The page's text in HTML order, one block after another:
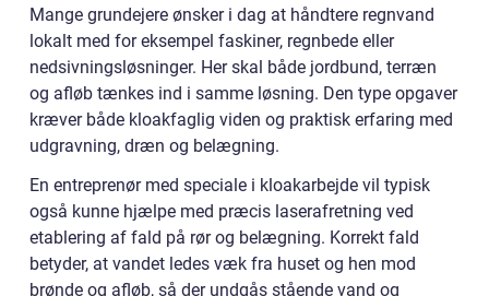
Mange grundejere ønsker i dag at håndtere regnvand
lokalt med for eksempel faskiner, regnbede eller
nedsivningsløsninger. Her skal både jordbund, terræn
og afløb tænkes ind i samme løsning. Den type opgaver
kræver både kloakfaglig viden og praktisk erfaring med
udgravning, dræn og belægning.
En entreprenør med speciale i kloakarbejde vil typisk
også kunne hjælpe med præcis laserafretning ved
etablering af fald på rør og belægning. Korrekt fald
betyder, at vandet ledes væk fra huset og hen mod
brønde og afløb, så der undgås stående vand og